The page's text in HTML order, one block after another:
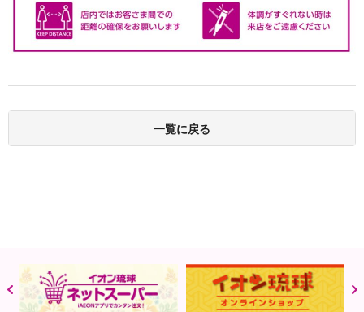
一覧に戻る